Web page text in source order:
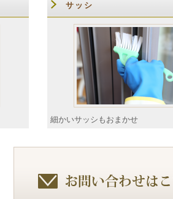
サッシ
細かいサッシもおまかせ